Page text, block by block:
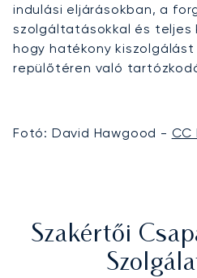
indulási eljárásokban, a
szolgáltatásokkal és teljes
hogy hatékony
repülőtéren való
Fotó: David Hawgood - CC
Szakértői